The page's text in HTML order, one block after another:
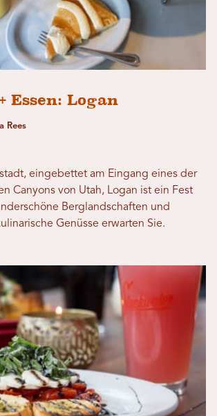
Essen: Logan
Rees
eingebettet am Eingang eines der
Canyons von Utah, Logan ist ein Fest
Berglandschaften und
Genüsse erwarten Sie.